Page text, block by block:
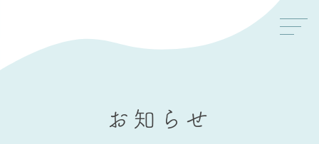
お知らせ